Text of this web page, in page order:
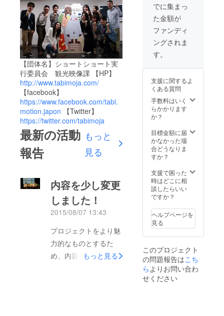
【団体名】ショートショート実
行委員会 観光映像課 【HP】
http://www.tabimoja.com/
【facebook】
https://www.facebook.com/tabi.
motion.japon 【Twitter】
https://twitter.com/tabimoja
最新の活動
報告
もっと
見る
内容を少し変更
しました！
2015/08/07 13:43
プロジェクトをより魅
力的なものとするた
め、内容を少し変更さ
もっと見る
でに集まっ
た金額が
ファンディ
ングされま
す。
支援に関するよ
くある質問
手数料はいく
らかかります
か？
目標金額に届
かなかった場
合どうなりま
すか？
支援で困った
時はどこに相
談したらいい
ですか？
ヘルプページを
見る
このプロジェクト
の問題報告はこち
らよりお問い合わ
せください